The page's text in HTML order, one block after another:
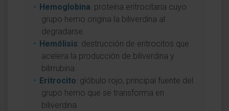
Hemoglobina: proteína eritrocitaria cuyo
grupo hemo origina la biliverdina al
degradarse.
Hemólisis: destrucción de eritrocitos que
acelera la producción de biliverdina y
bilirrubina.
Eritrocito: glóbulo rojo, principal fuente del
grupo hemo que se transforma en
biliverdina.